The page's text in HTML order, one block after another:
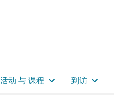
活动 与 课程 到访